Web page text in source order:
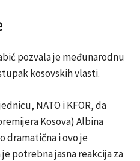
pozvala je međunarodnu
kosovskih vlasti.
NATO i KFOR, da
Kosova) Albina
dramatična i ovo je
potrebna jasna reakcija za